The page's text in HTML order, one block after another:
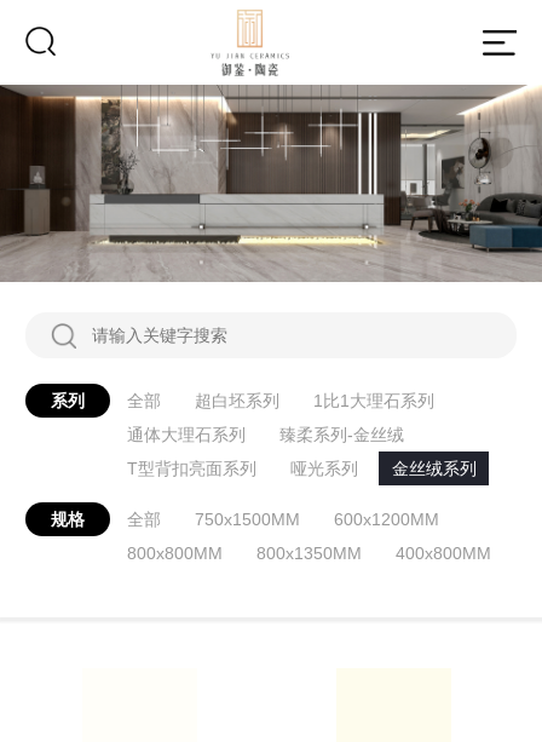
系列 全部 超白坯系列
1比1大理石系列
通体大理石系列
臻柔系列-金丝绒
T型背扣亮面系列
哑光系列 金丝绒系列
规格 全部 750x1500MM
600x1200MM
800x800MM
800x1350MM 400x800MM